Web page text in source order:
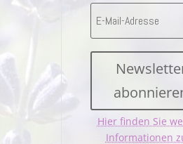
Hier finden Sie
Informationen